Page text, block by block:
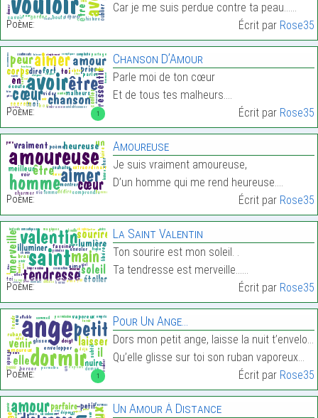
Poème:
Car je me suis perdue contre ta peau……
Écrit par Rose35
1
Poème:
Chanson D’Amour
Parle moi de ton cœur
Et de tous tes malheurs.…
Écrit par Rose35
Poème:
Amoureuse
Je suis vraiment amoureuse,
D’un homme qui me rend heureuse.…
Écrit par Rose35
Poème:
La Saint Valentin
Ton sourire est mon soleil. .
Ta tendresse est merveille……
Écrit par Rose35
1
Poème:
Pour Un Ange…
Dors mon petit ange, laisse la nuit t’envelopper,
Qu’elle glisse sur toi son ruban vaporeux…
Écrit par Rose35
Un Amour À Distance